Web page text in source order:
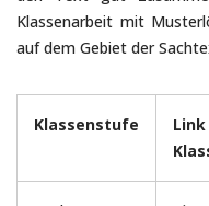
Klassenarbeit mit
auf dem Gebiet der
Klassenstufe